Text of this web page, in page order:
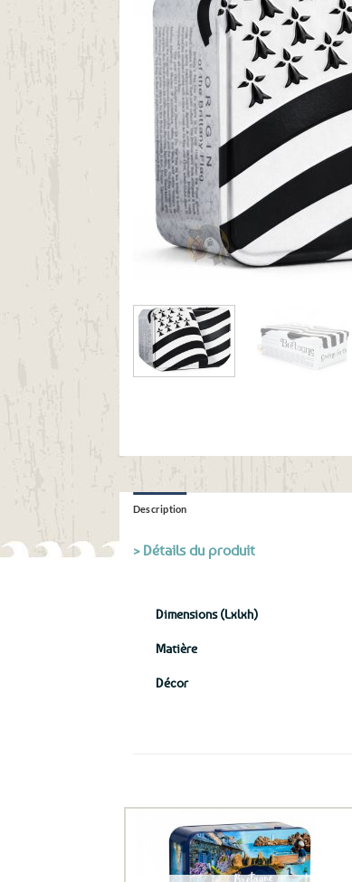
Description
> Détails du produit
Dimensions (Lxlxh)
Matière
Décor